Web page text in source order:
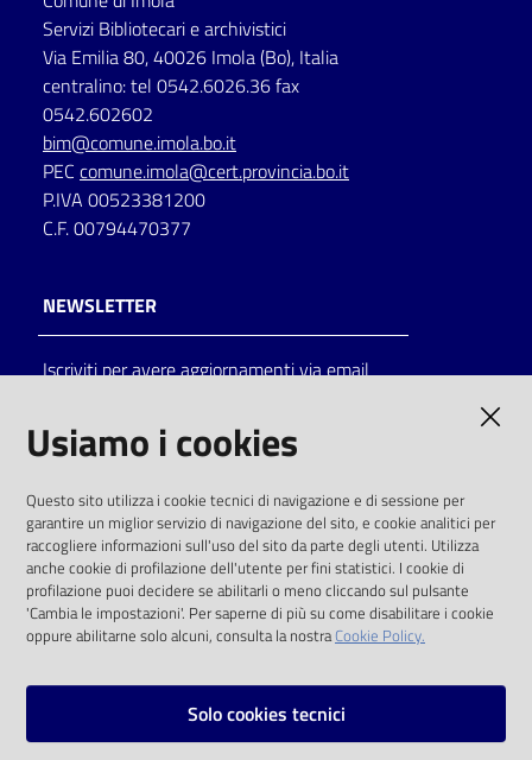
Servizi Bibliotecari e archivistici
Via Emilia 80, 40026 Imola (Bo), Italia
centralino: tel 0542.6026.36 fax
0542.602602
bim@comune.imola.bo.it
PEC comune.imola@cert.provincia.bo.it
P.IVA 00523381200
C.F. 00794470377
NEWSLETTER
Iscriviti per avere aggiornamenti via email
solo alle condizioni previste dalla direttiva
comunitaria 2003/98/CE e dal d.lgs. 36/2006
SOCIAL
Instagram
Usiamo i cookies
Questo sito utilizza i cookie tecnici di navigazione e di sessione per
garantire un miglior servizio di navigazione del sito, e cookie analitici per
raccogliere informazioni sull'uso del sito da parte degli utenti. Utilizza
anche cookie di profilazione dell'utente per fini statistici. I cookie di
profilazione puoi decidere se abilitarli o meno cliccando sul pulsante
'Cambia le impostazioni'. Per saperne di più su come disabilitare i cookie
oppure abilitarne solo alcuni, consulta la nostraCookie Policy.
Solo cookies tecnici